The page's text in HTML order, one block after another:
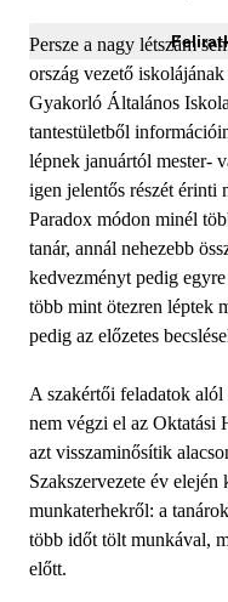
Persze a nagy létszám
ország vezető
Gyakorló Általános
tantestületből
lépnek januártól mester-
igen jelentős részét érinti
Paradox módon minél
tanár, annál nehezebb
kedvezményt pedig
több mint ötezren léptek
pedig az előzetes
A szakértői feladatok
nem végzi el az Oktatási
azt visszaminősítik
Szakszervezete év elején
munkaterhekről: a
több időt tölt munkával,
előtt.